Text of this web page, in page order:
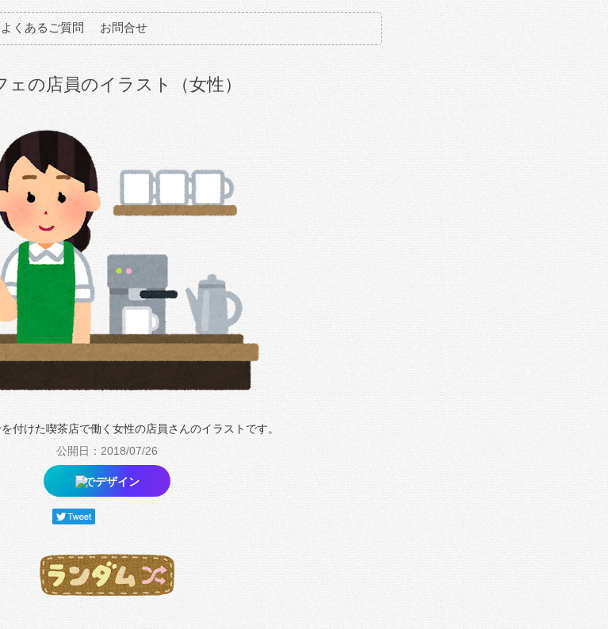
よくあるご質問 お問合せ
ェの店員のイラスト（女性）
付けた喫茶店で働く女性の店員さんのイラストです。
公開日：2018/07/26
でデザイン